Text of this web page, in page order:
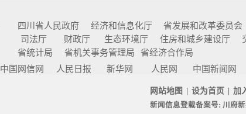
四川省人民政府 经济和信息化厅 省发展和改革委员会
司法厅
财政厅 生态环境厅 住房和城乡建设厅
省统计局
省机关事务管理局
省经济合作局
中国网信网 人民日报 新华网 人民网 中国新闻网
网站地图 设为首页 加
新闻信息登载备案号: 川府